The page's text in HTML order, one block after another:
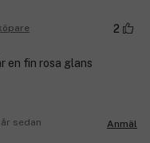
2
en fin rosa glans
sedan
Anmäl